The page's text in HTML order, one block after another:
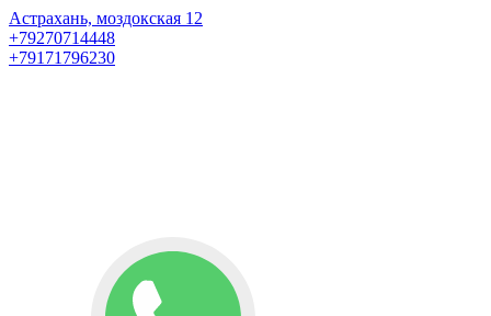
Астрахань, моздокская 12
+79270714448
+79171796230